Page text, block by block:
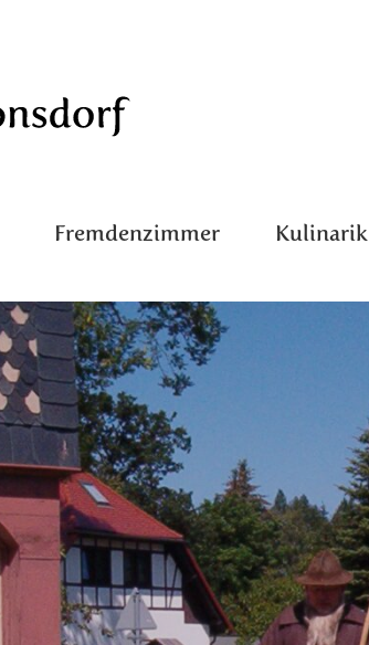
Fremdenzimmer Kulinarik